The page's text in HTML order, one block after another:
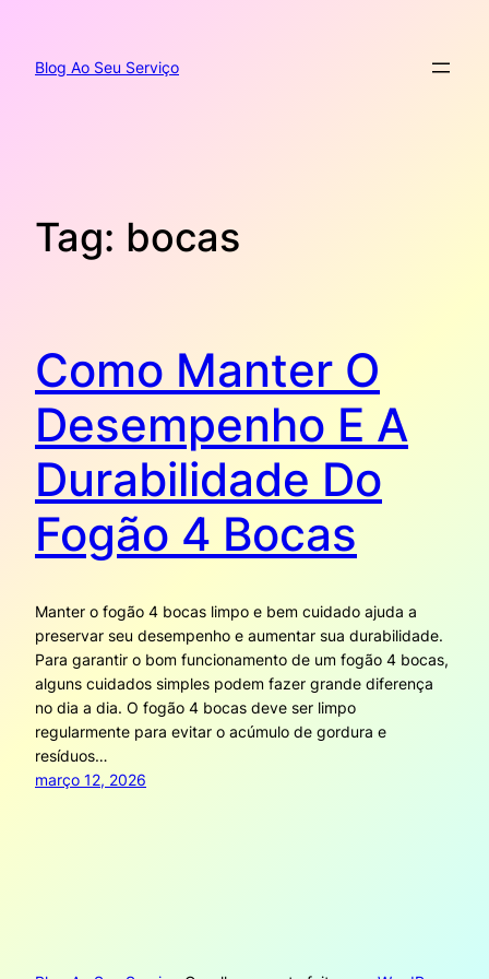
Blog Ao Seu Serviço
Tag: bocas
Como Manter O
Desempenho E A
Durabilidade Do
Fogão 4 Bocas
Manter o fogão 4 bocas limpo e bem cuidado ajuda a
preservar seu desempenho e aumentar sua durabilidade.
Para garantir o bom funcionamento de um fogão 4 bocas,
alguns cuidados simples podem fazer grande diferença
no dia a dia. O fogão 4 bocas deve ser limpo
regularmente para evitar o acúmulo de gordura e
resíduos…
março 12, 2026